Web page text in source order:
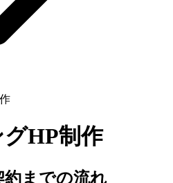
HP制作
約までの流れ